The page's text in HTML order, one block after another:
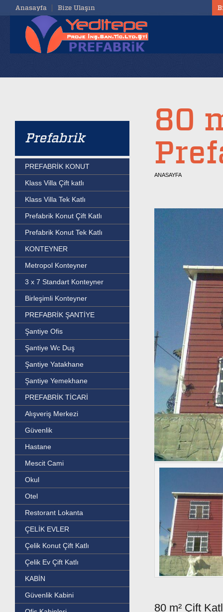
Anasayfa Bize Ulaşın
Prefabrik
PREFABRİK KONUT
Klass Villa Çift katlı
Klass Villa Tek Katlı
Prefabrik Konut Çift Katlı
Prefabrik Konut Tek Katlı
KONTEYNER
Metropol Konteyner
3 x 7 Standart Konteyner
Birleşimli Konteyner
PREFABRİK ŞANTİYE
Şantiye Ofis
Şantiye Wc Duş
Şantiye Yatakhane
Şantiye Yemekhane
PREFABRİK TİCARİ
Alışveriş Merkezi
Güvenlik
Hastane
Mescit Cami
Okul
Otel
Restorant Lokanta
ÇELİK EVLER
Çelik Konut Çift Katlı
Çelik Ev Çift Katlı
KABİN
Güvenlik Kabini
80
ANASAYFA
80 m² Çift